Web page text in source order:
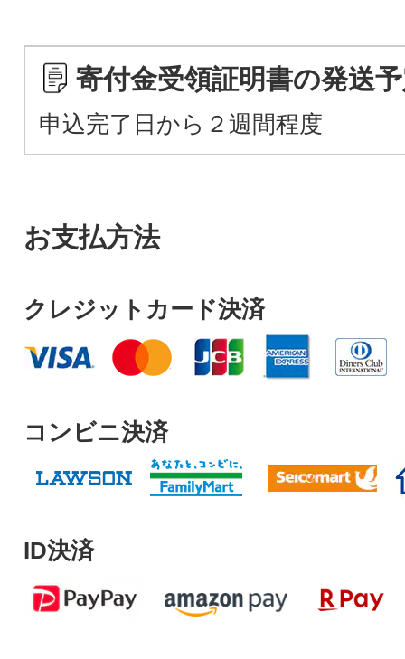
寄付金受領証明書の発送
申込完了日から２週間程度
お支払方法
クレジットカード決済
コンビニ決済
ID決済